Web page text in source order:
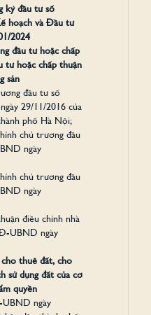
ký đầu tư số
hoạch và Đầu tư
2024
đầu tư hoặc chấp
tư hoặc chấp thuận
sản
đầu tư số
29/11/2016 của
phố Hà Nội;
chủ trương đầu
ngày
chủ trương đầu
ngày
điều chỉnh nhà
UBND ngày
thuê đất, cho
sử dụng đất của cơ
quyền
ngày